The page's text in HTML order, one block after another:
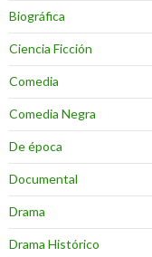
Biográfica
Ciencia Ficción
Comedia
Comedia Negra
De época
Documental
Drama
Drama Histórico